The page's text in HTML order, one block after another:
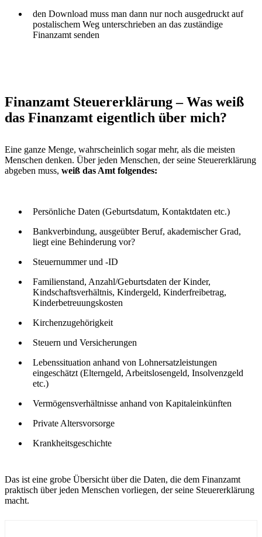
den Download muss man dann nur noch ausgedruckt auf
postalischem Weg unterschrieben an das zuständige
Finanzamt senden
Finanzamt Steuererklärung – Was weiß
das Finanzamt eigentlich über mich?
Eine ganze Menge, wahrscheinlich sogar mehr, als die meisten
Menschen denken. Über jeden Menschen, der seine Steuererklärung
abgeben muss, weiß das Amt folgendes:
Persönliche Daten (Geburtsdatum, Kontaktdaten etc.)
Bankverbindung, ausgeübter Beruf, akademischer Grad,
liegt eine Behinderung vor?
Steuernummer und -ID
Familienstand, Anzahl/Geburtsdaten der Kinder,
Kindschaftsverhältnis, Kindergeld, Kinderfreibetrag,
Kinderbetreuungskosten
Kirchenzugehörigkeit
Steuern und Versicherungen
Lebenssituation anhand von Lohnersatzleistungen
eingeschätzt (Elterngeld, Arbeitslosengeld, Insolvenzgeld
etc.)
Vermögensverhältnisse anhand von Kapitaleinkünften
Private Altersvorsorge
Krankheitsgeschichte
Das ist eine grobe Übersicht über die Daten, die dem Finanzamt
praktisch über jeden Menschen vorliegen, der seine Steuererklärung
macht.